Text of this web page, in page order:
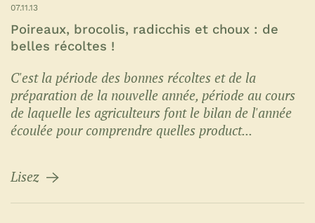
07.11.13
Poireaux, brocolis, radicchis et choux : de
belles récoltes !
C'est la période des bonnes récoltes et de la
préparation de la nouvelle année, période au cours
de laquelle les agriculteurs font le bilan de l'année
écoulée pour comprendre quelles product...
Lisez